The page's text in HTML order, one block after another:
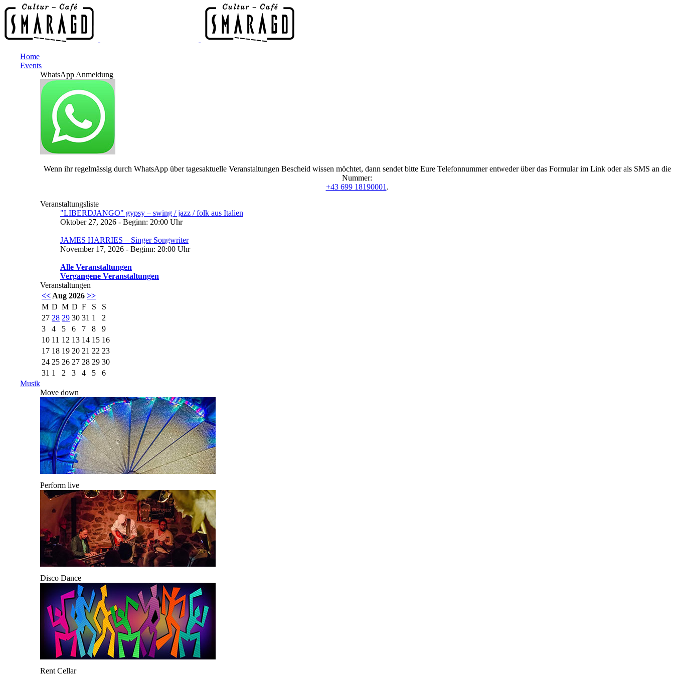
Home
Events
WhatsApp Anmeldung
Wenn ihr regelmässig durch WhatsApp über tagesaktuelle Veranstaltungen Bescheid wissen möchtet, dann sendet bitte Eure Telefonnummer entweder über das Formular im Link oder als SMS an die
Nummer:
+43 699 18190001 .
Veranstaltungsliste
"LIBERDJANGO" gypsy – swing / jazz / folk aus Italien
Oktober 27, 2026 - Beginn: 20:00 Uhr
JAMES HARRIES – Singer Songwriter
November 17, 2026 - Beginn: 20:00 Uhr
Alle Veranstaltungen
Vergangene Veranstaltungen
Veranstaltungen
<< Aug 2026 >>
M D M D F S
S
27 28 29 30 31 1
2
3
4 5 6 7 8
9
10 11 12 13 14 15 16
17 18 19 20 21 22 23
24 25 26 27 28 29 30
31 1 2 3 4 5
6
Musik
Move down
Perform live
Disco Dance
Rent Cellar